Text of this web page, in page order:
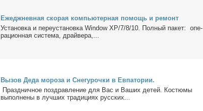
Еже­джнев­ная ско­рая ком­пью­тер­ная по­мощь и ре­монт
Уста­нов­ка и пе­ре­уста­нов­ка Window ХР/7/8/10. Пол­ный па­кет: опе­
ра­ци­он­ная си­сте­ма, драй­ве­ра,...
Вы­зов Де­да мо­ро­за и Сне­гу­роч­ки в Ев­па­то­рии.
Празд­нич­ное по­здрав­ле­ние для Вас и Ва­ших де­тей. Ко­стю­мы
вы­пол­не­ны в луч­ших тра­ди­ци­ях рус­ских...